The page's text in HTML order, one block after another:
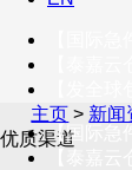
400-098-5699
联系我们
【国际急
主页 > 新闻
优质渠道